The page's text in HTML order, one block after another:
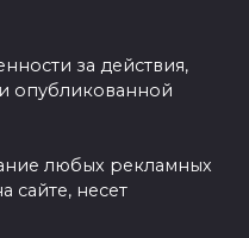
за действия,
опубликованной
любых рекламных
сайте, несет